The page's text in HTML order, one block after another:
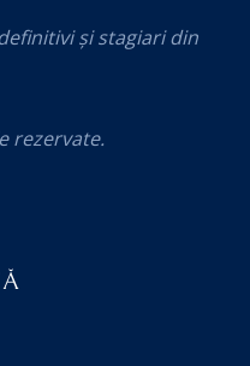
și stagiari din
rezervate.